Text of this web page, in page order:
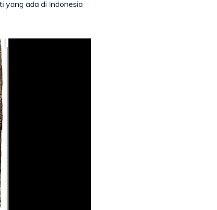
yang ada di Indonesia